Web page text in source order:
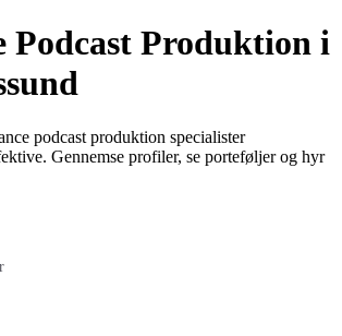
Podcast Produktion i
podcast produktion specialister
Gennemse profiler, se porteføljer og hyr